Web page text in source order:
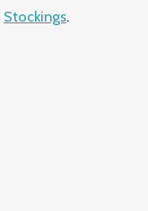
Stockings.